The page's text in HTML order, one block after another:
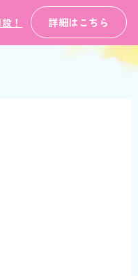
！ 詳細はこちら